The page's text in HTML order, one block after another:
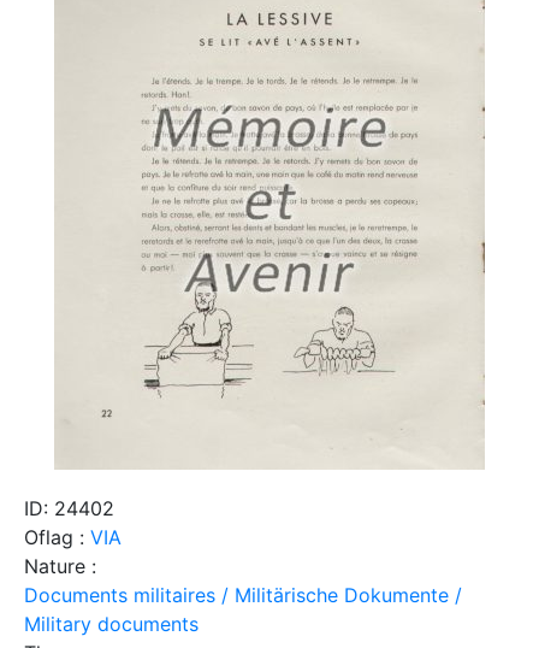
ID: 24402
Oflag : VIA
Nature :
Documents militaires / Militärische Dokumente /
Military documents